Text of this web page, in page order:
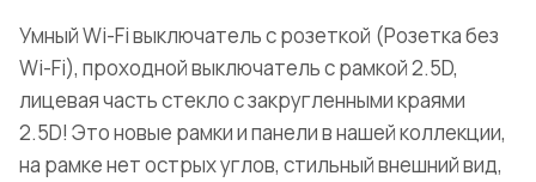
Умный Wi-Fi выключатель с розеткой (Розетка без
Wi-Fi), проходной выключатель с рамкой 2.5D,
лицевая часть стекло с закругленными краями
2.5D! Это новые рамки и панели в нашей коллекции,
на рамке нет острых углов, стильный внешний вид,